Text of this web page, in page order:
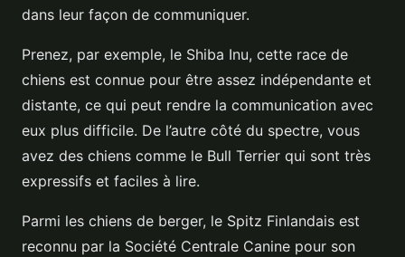
dans leur façon de communiquer.
Prenez, par exemple, le Shiba Inu, cette race de
chiens est connue pour être assez indépendante et
distante, ce qui peut rendre la communication avec
eux plus difficile. De l’autre côté du spectre, vous
avez des chiens comme le Bull Terrier qui sont très
expressifs et faciles à lire.
Parmi les chiens de berger, le Spitz Finlandais est
reconnu par la Société Centrale Canine pour son